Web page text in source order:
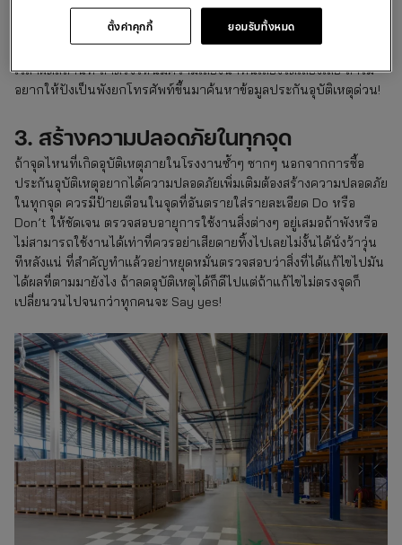
ไม่อยากยกหูหาประกัน PA 2567 บ่อยๆ ต้องประเมินความเสี่ยงที่
สามารถเกิดขึ้นได้ตลอดเวลา บางทีอาจจะเกิดขึ้นจากความไม่พร้อม
ของเครื่องมือ, ฝนฟ้าอากาศรวมถึงการใช้อุปกรณ์เซฟตี้ที่ผิดประเภทผิด
เวลาผิดสถานที่ ถ้าตรงไหนมีความเสี่ยงนาทีนี้เลี่ยงได้เลี่ยงเลย ถ้าไม่
อยากให้ปังเป็นพังยกโทรศัพท์ขึ้นมาค้นหาข้อมูลประกันอุบัติเหตุด่วน!
3. สร้างความปลอดภัยในทุกจุด
ถ้าจุดไหนที่เกิดอุบัติเหตุภายในโรงงานซ้ำๆ ซากๆ นอกจากการซื้อ
ประกันอุบัติเหตุอยากได้ความปลอดภัยเพิ่มเติมต้องสร้างความปลอดภัย
ในทุกจุด ควรมีป้ายเตือนในจุดที่อันตรายใส่รายละเอียด Do หรือ
Don’t ให้ชัดเจน ตรวจสอบอายุการใช้งานสิ่งต่างๆ อยู่เสมอถ้าพังหรือ
ไม่สามารถใช้งานได้เท่าที่ควรอย่าเสียดายทิ้งไปเลยไม่งั้นได้นั่งว้าวุ่น
ทีหลังแน่ ที่สำคัญทำแล้วอย่าหยุดหมั่นตรวจสอบว่าสิ่งที่ได้แก้ไขไปมัน
ได้ผลที่ตามมายังไง ถ้าลดอุบัติเหตุได้ก็ดีไปแต่ถ้าแก้ไขไม่ตรงจุดก็
เปลี่ยนวนไปจนกว่าทุกคนจะ Say yes!
ยอมรับทั้งหมด
ตั้งค่าคุกกี้